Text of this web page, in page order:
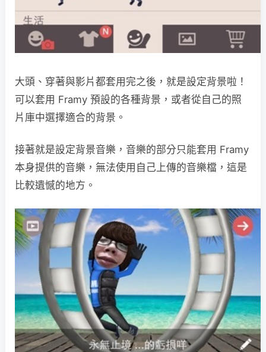
大頭、穿著與影片都套用完之後，就是設定背景啦！
可以套用 Framy 預設的各種背景，或者從自己的照
片庫中選擇適合的背景。
接著就是設定背景音樂，音樂的部分只能套用 Framy
本身提供的音樂，無法使用自己上傳的音樂檔，這是
比較遺憾的地方。